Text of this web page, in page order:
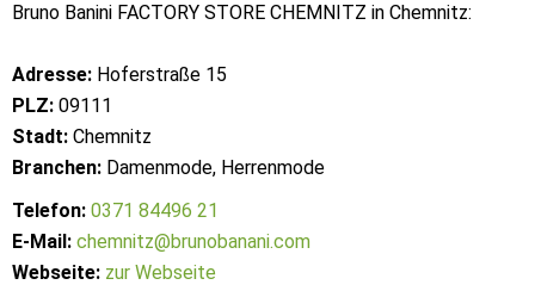
Bruno Banini FACTORY STORE CHEMNITZ in Chemnitz:
Adresse: Hoferstraße 15
PLZ: 09111
Stadt: Chemnitz
Branchen: Damenmode, Herrenmode
Telefon: 0371 84496 21
E-Mail: chemnitz@brunobanani.com
Webseite: zur Webseite